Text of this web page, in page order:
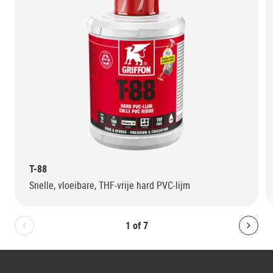
1 of 7
Bolton.General.PreviousSlide
T-88
Snelle, vloeibare, THF-vrije hard PVC-lijm